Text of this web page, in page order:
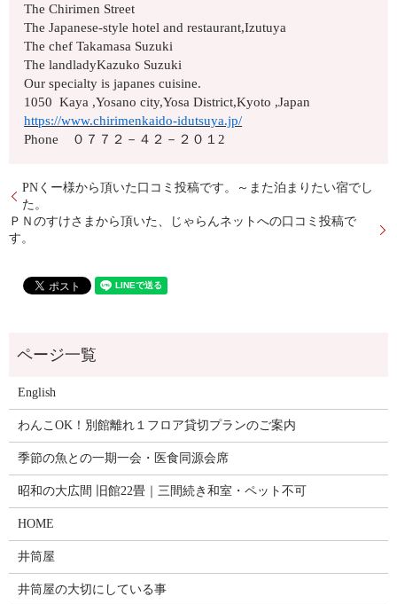
The Chirimen Street
The Japanese-style hotel and restaurant,Izutuya
The chef Takamasa Suzuki
The landladyKazuko Suzuki
Our specialty is japanes cuisine.
1050 Kaya ,Yosano city,Yosa District,Kyoto ,Japan
https://www.chirimenkaido-idutsuya.jp/
Phone ０７７２－４２－２０１2
PNくー様から頂いた口コミ投稿です。～また泊まりたい宿でし
た。
ＰＮのすけさまから頂いた、じゃらんネットへの口コミ投稿で
す。
English
わんこOK！別館離れ１フロア貸切プランのご案内
季節の魚との一期一会・医食同源会席
昭和の大広間 旧館22畳｜三間続き和室・ペット不可
HOME
井筒屋
井筒屋の大切にしている事